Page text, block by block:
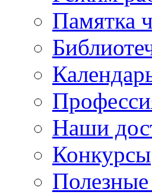
Памятка
Наши
Конкурсы